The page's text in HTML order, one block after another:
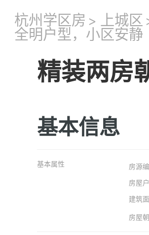
杭州学区房 > 上城区
全明户型，小区安静
精装两房
基本信息
基本属性
房源
房屋
建筑
房屋